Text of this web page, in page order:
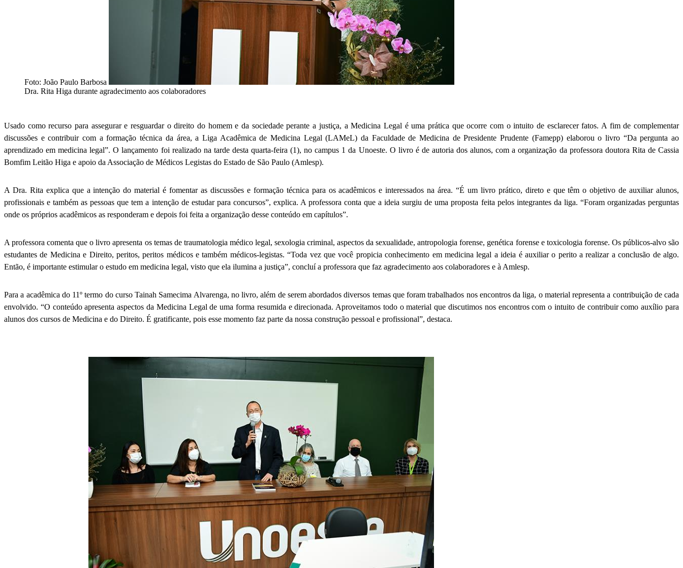
Foto: João Paulo Barbosa
Dra. Rita Higa durante agradecimento aos colaboradores
Usado como recurso para assegurar e resguardar o direito do homem e da sociedade perante a justiça, a Medicina Legal é uma prática que ocorre com o intuito de esclarecer fatos. A fim de complementar
discussões e contribuir com a formação técnica da área, a Liga Acadêmica de Medicina Legal (LAMeL) da Faculdade de Medicina de Presidente Prudente (Famepp) elaborou o livro “Da pergunta ao
aprendizado em medicina legal”. O lançamento foi realizado na tarde desta quarta-feira (1), no campus 1 da Unoeste. O livro é de autoria dos alunos, com a organização da professora doutora Rita de Cassia
Bomfim Leitão Higa e apoio da Associação de Médicos Legistas do Estado de São Paulo (Amlesp).
A Dra. Rita explica que a intenção do material é fomentar as discussões e formação técnica para os acadêmicos e interessados na área. “É um livro prático, direto e que têm o objetivo de auxiliar alunos,
profissionais e também as pessoas que tem a intenção de estudar para concursos”, explica. A professora conta que a ideia surgiu de uma proposta feita pelos integrantes da liga. “Foram organizadas perguntas
onde os próprios acadêmicos as responderam e depois foi feita a organização desse conteúdo em capítulos”.
A professora comenta que o livro apresenta os temas de traumatologia médico legal, sexologia criminal, aspectos da sexualidade, antropologia forense, genética forense e toxicologia forense. Os públicos-alvo são
estudantes de Medicina e Direito, peritos, peritos médicos e também médicos-legistas. “Toda vez que você propicia conhecimento em medicina legal a ideia é auxiliar o perito a realizar a conclusão de algo.
Então, é importante estimular o estudo em medicina legal, visto que ela ilumina a justiça”, concluí a professora que faz agradecimento aos colaboradores e à Amlesp.
Para a acadêmica do 11º termo do curso Tainah Samecima Alvarenga, no livro, além de serem abordados diversos temas que foram trabalhados nos encontros da liga, o material representa a contribuição de cada
envolvido. “O conteúdo apresenta aspectos da Medicina Legal de uma forma resumida e direcionada. Aproveitamos todo o material que discutimos nos encontros com o intuito de contribuir como auxílio para
alunos dos cursos de Medicina e do Direito. É gratificante, pois esse momento faz parte da nossa construção pessoal e profissional”, destaca.